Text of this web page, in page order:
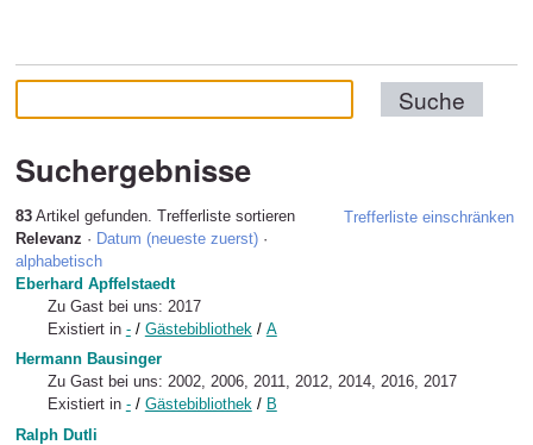
Suchergebnisse
83Artikel gefunden. Trefferliste einschränken
Trefferliste sortieren
Relevanz · Datum (neueste zuerst) ·
alphabetisch
Eberhard Apffelstaedt
Zu Gast bei uns: 2017
Existiert in - / Gästebibliothek / A
Hermann Bausinger
Zu Gast bei uns: 2002, 2006, 2011, 2012, 2014, 2016, 2017
Existiert in - / Gästebibliothek / B
Ralph Dutli